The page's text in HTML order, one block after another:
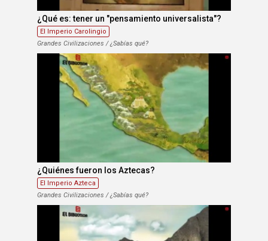
¿Qué es: tener un "pensamiento universalista"?
El Imperio Carolingio
Grandes Civilizaciones / ¿Sabías qué?
¿Quiénes fueron los Aztecas?
El Imperio Azteca
Grandes Civilizaciones / ¿Sabías qué?